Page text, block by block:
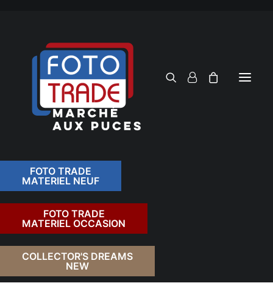
FOTO TRADE
MATERIEL NEUF
FOTO TRADE
MATERIEL OCCASION
COLLECTOR'S DREAMS
NEW
RETOUR